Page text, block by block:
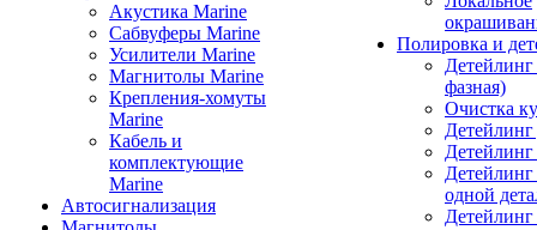
Акустика Marine
Сабвуферы Marine
Усилители Marine
Магнитолы Marine
Крепления-хомуты
Marine
Кабель и
комплектующие
Marine
Автосигнализация
Полировка и
фазная)
Очистка
Детейлинг
одной